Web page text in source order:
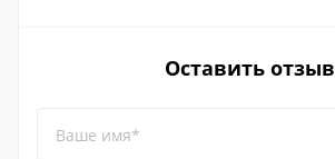
Оставить отзыв
Ваше имя*